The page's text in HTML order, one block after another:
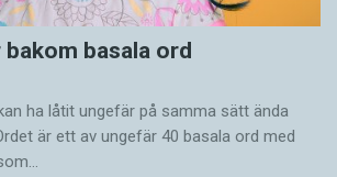
basala ord
ha låtit ungefär på samma sätt ända
är ett av ungefär 40 basala ord med